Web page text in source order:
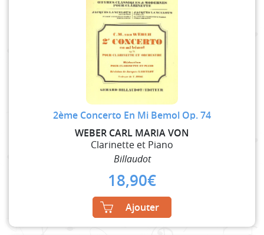
2ème Concerto En Mi Bemol Op. 74
WEBER CARL MARIA VON
Clarinette et Piano
Billaudot
18,90€
Ajouter